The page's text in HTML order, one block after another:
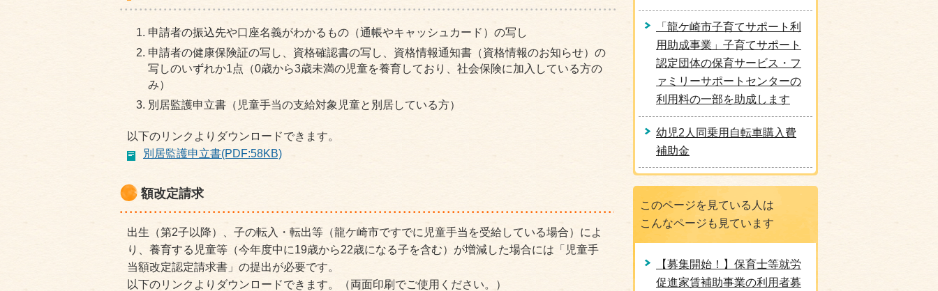
申請者の振込先や口座名義がわかるもの（通帳やキャッシュカード）の写し
申請者の健康保険証の写し、資格確認書の写し、資格情報通知書（資格情報のお知らせ）の
写しのいずれか1点（0歳から3歳未満の児童を養育しており、社会保険に加入している方の
み）
別居監護申立書（児童手当の支給対象児童と別居している方）
以下のリンクよりダウンロードできます。
別居監護申立書(PDF:58KB)
額改定請求
出生（第2子以降）、子の転入・転出等（龍ケ崎市ですでに児童手当を受給している場合）によ
り、養育する児童等（今年度中に19歳から22歳になる子を含む）が増減した場合には「児童手
当額改定認定請求書」の提出が必要です。
以下のリンクよりダウンロードできます。（両面印刷でご使用ください。）
「龍ケ崎市子育てサポート利
用助成事業」子育てサポート
認定団体の保育サービス・フ
ァミリーサポートセンターの
利用料の一部を助成します
幼児2人同乗用自転車購入費
補助金
このページを見ている人は
こんなページも見ています
【募集開始！】保育士等就労
促進家賃補助事業の利用者募